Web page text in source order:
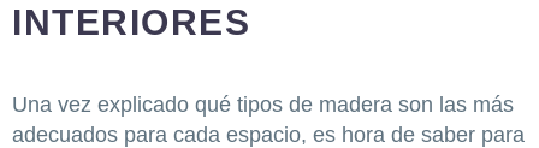
INTERIORES
Una vez explicado qué tipos de madera son las más
adecuados para cada espacio, es hora de saber para